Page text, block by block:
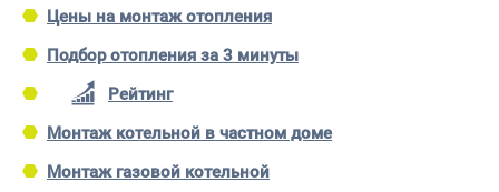
Цены на монтаж отопления
Подбор отопления за 3 минуты
Рейтинг
Монтаж котельной в частном доме
Монтаж газовой котельной